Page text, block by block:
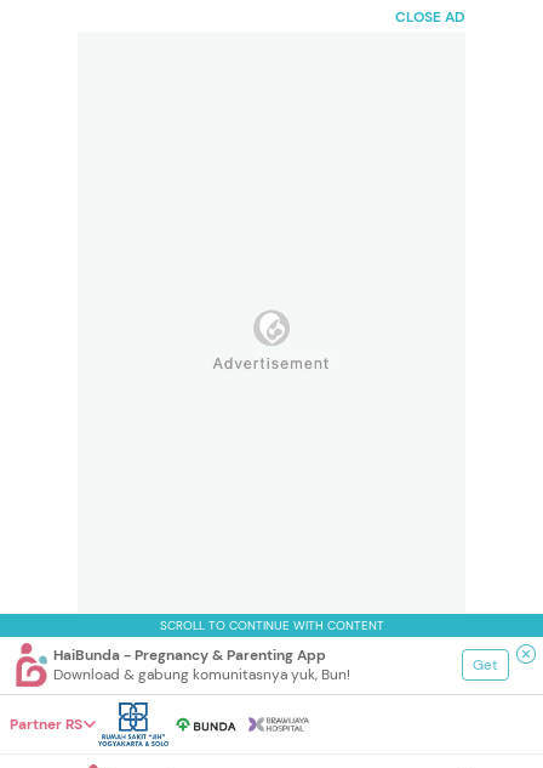
CLOSE AD
SCROLL TO CONTINUE WITH CONTENT
HaiBunda - Pregnancy & Parenting App
Download & gabung komunitasnya yuk, Bun!
Get
Partner RS